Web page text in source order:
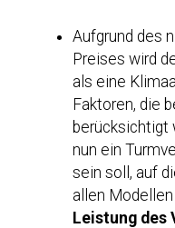
Aufgrund des
Preises wird
als eine
Faktoren, die
berücksichtigt
nun ein
sein soll, auf
allen
Leistung des